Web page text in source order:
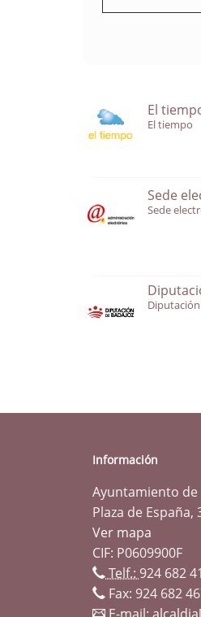
El
El tiempo
Sede
Sede
Información
Ayuntamiento de
Plaza de España,
Ver mapa
CIF: P0609900F
Telf.: 924 682
Fax: 924 682